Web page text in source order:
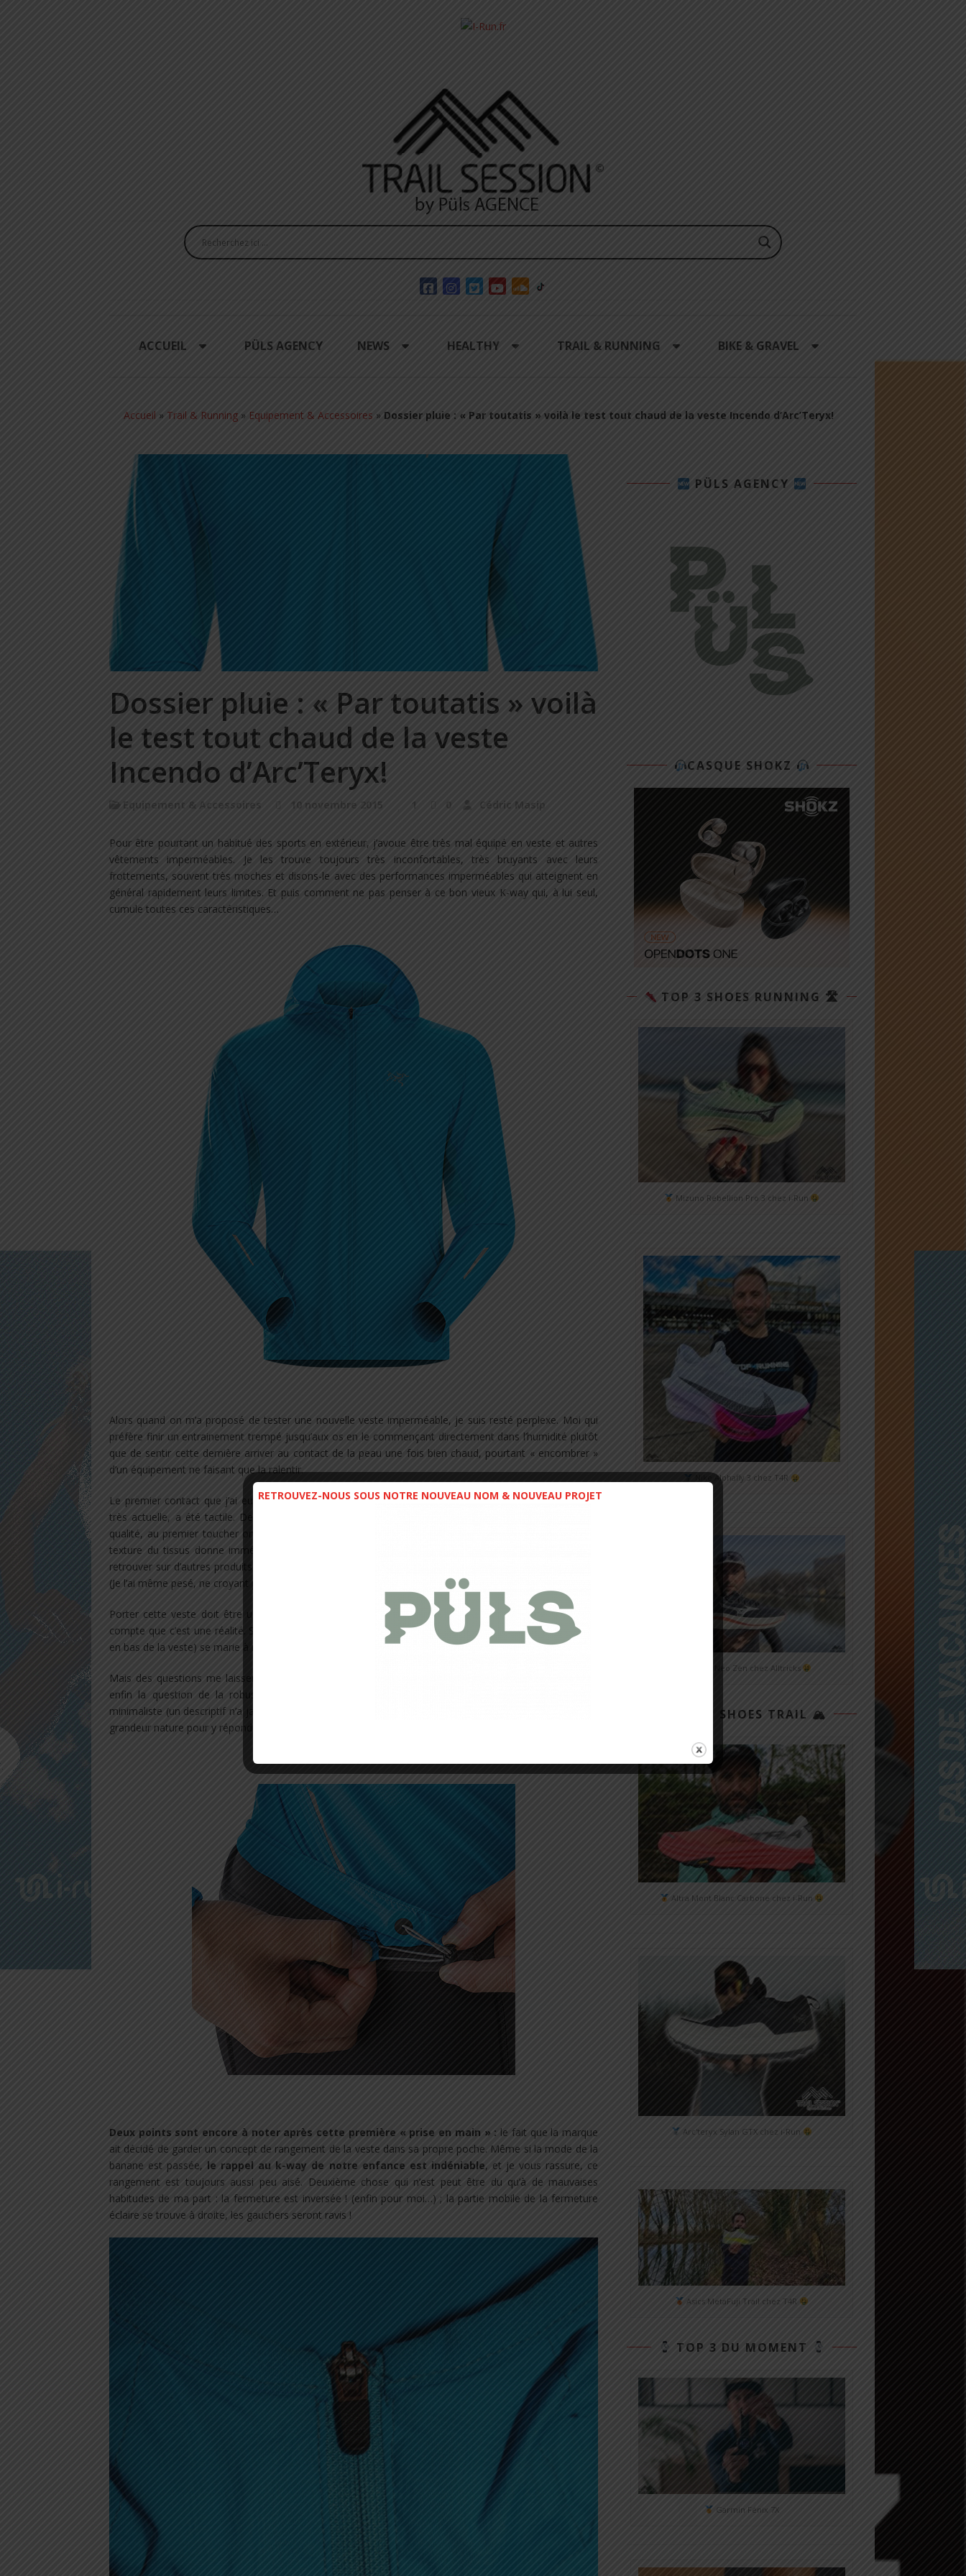
ACCUEIL PÜLS AGENCY NEWS HEALTHY TRAIL & RUNNING BIKE & GRAVEL
Accueil » Trail & Running » Equipement & Accessoires » Dossier pluie : « Par toutatis » voilà le test tout chaud de la veste Incendo d’Arc’Teryx!
Dossier pluie : « Par toutatis » voilà
le test tout chaud de la veste
Incendo d’Arc’Teryx!
Equipement & Accessoires 10 novembre 2015 1 0 Cédric Masip
Pour être pourtant un habitué des sports en extérieur, j’avoue être très mal équipé en veste et autres
vêtements imperméables. Je les trouve toujours très inconfortables, très bruyants avec leurs
frottements, souvent très moches et disons-le avec des performances imperméables qui atteignent en
général rapidement leurs limites. Et puis comment ne pas penser à ce bon vieux K-way qui, à lui seul,
cumule toutes ces caractéristiques…
Alors quand on m’a proposé de tester une nouvelle veste imperméable, je suis resté perplexe. Moi qui
préfère finir un entrainement trempé jusqu’aux os en le commençant directement dans l’humidité plutôt
que de sentir cette dernière arriver au contact de la peau une fois bien chaud, pourtant « encombrer »
d’un équipement ne faisant que la ralentir.
Le premier contact que j’ai eu avecla veste Incendo de ARC’TERYX, outre le visuel avec sa couleur
très actuelle, a été tactile. Deux choses me frappent alors, la qualité et la légèreté. Premièrement la
qualité, au premier toucher on se rend compte immédiatement que ce produit est haut de gamme, la
texture du tissus donne immédiatement envie de l’essayer, il n’a pas ce côté plastique que l’on peut
retrouver sur d’autres produits. Mais ce qui frappe encore plus, c’est la légèreté de cette veste.
(Je l’ai même pesé, ne croyant pas la fiche technique!!!) Cet aspect m’a amené plusieurs réflexions.
Porter cette veste doit être un confort en plein exercice, après un premier essayage on se rend vite
compte que c’est une réalité. Sa coupe ajustée (et j’ai envie de dire ajustable avec l’élastique positionné
en bas de la veste) se marie à merveille avec son poids.
Mais des questions me laissent un peu dubitatif. Comment un tissu si fin peut il être imperméable et
enfin la question de la robustesse de la veste peut également se poser à la vue d’un aspect si
minimaliste (un descriptif n’a jamais été aussi juste avec « veste minimaliste »). Il faudra attendre le test
grandeur nature pour y répondre.
Deux points sont encore à noter après cette première « prise en main » : le fait que la marque
ait décidé de garder un concept de rangement de la veste dans sa propre poche. Même si la mode de la
banane est passée, le rappel au k-way de notre enfance est indéniable, et je vous rassure, ce
rangement est toujours aussi peu aisé. Deuxième chose qui n’est peut être du qu’à de mauvaises
habitudes de ma part : la fermeture est inversée ! (enfin pour moi…) ; la partie mobile de la fermeture
éclaire se trouve à droite, les gauchers seront ravis !
PÜLS AGENCY
CASQUE SHOKZ
TOP 3 SHOES RUNNING 🛣
Mizuno Rebellion Pro 3 chez i-Run
Nike Alphafly 3 chez T4R
Mizuno Neo Zen chez Alltricks
TOP 3 SHOES TRAIL 🏔
Altra Mont Blanc Carbone chez i-Run
Arc'teryx Sylan GTX chez i-Run
Asics MetaFuji Trail chez T4R
TOP 3 DU MOMENT
Garmin Fénix 7X
RETROUVEZ-NOUS SOUS NOTRE NOUVEAU NOM & NOUVEAU PROJET